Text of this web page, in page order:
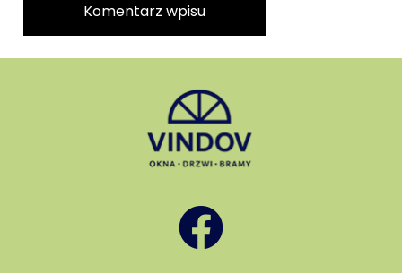
Komentarz wpisu